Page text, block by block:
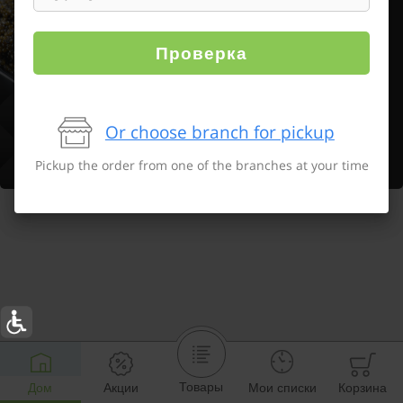
Дом Акции Товары Мои списки Корзина
Проверка
Or choose branch for pickup
Pickup the order from one of the branches at your time